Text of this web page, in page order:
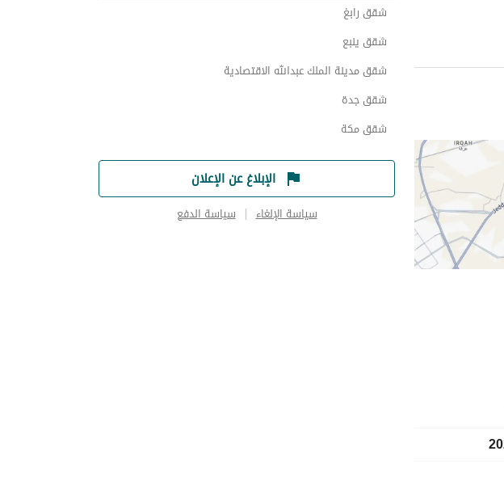
شقق رابغ
شقق ينبع
شقق مدينة الملك عبدالله الاقتصادية
شقق جدة
شقق مكة
الإبلاغ عن الإعلان
سياسة الإلغاء سياسة الدفع